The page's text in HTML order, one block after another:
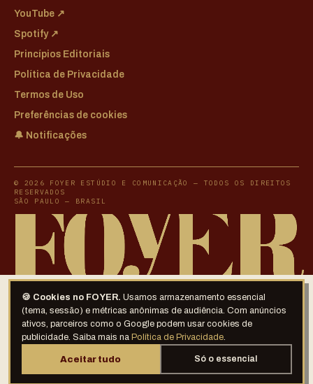
🍪 Cookies no FOYER. Usamos armazenamento essencial
(tema, sessão) e métricas anônimas de audiência. Com anúncios
ativos, parceiros como o Google podem usar cookies de
publicidade. Saiba mais na Política de Privacidade.
Aceitar tudo Só o essencial
YouTube ↗
Spotify ↗
Princípios Editoriais
Política de Privacidade
Termos de Uso
Preferências de cookies
🔔 Notificações
© 2026 FOYER ESTÚDIO E COMUNICAÇÃO — TODOS OS DIREITOS
RESERVADOS
SÃO PAULO — BRASIL